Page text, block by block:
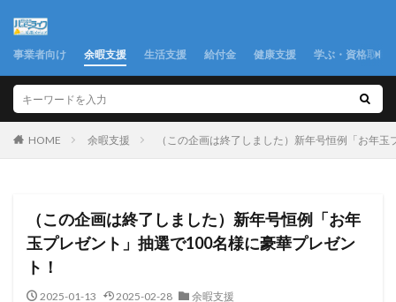
事業者向け 余暇支援 生活支援 給付金 健康支援 学ぶ・資格取得
HOME 余暇支援 （この企画は終了しました）新年号恒例「お年
（この企画は終了しました）新年号恒例「お年
玉プレゼント」抽選で100名様に豪華プレゼン
ト！
2025-01-13 2025-02-28
余暇支援